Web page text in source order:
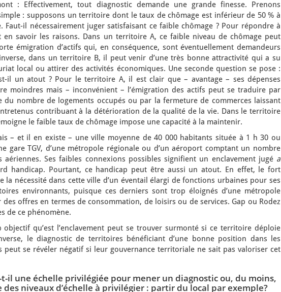
: Effectivement, tout diagnostic demande une grande finesse. Prenons
: supposons un territoire dont le taux de chômage est inférieur de 50 % à
Faut-il nécessairement juger satisfaisant ce faible chômage ? Pour répondre à
savoir les raisons. Dans un territoire A, ce faible niveau de chômage peut
émigration d’actifs qui, en conséquence, sont éventuellement demandeurs
dans un territoire B, il peut venir d’une très bonne attractivité qui a su
local ou attirer des activités économiques. Une seconde question se pose :
il un atout ? Pour le territoire A, il est clair que – avantage – ses dépenses
moindres mais – inconvénient – l’émigration des actifs peut se traduire par
du nombre de logements occupés ou par la fermeture de commerces laissant
contribuant à la détérioration de la qualité de la vie. Dans le territoire
le faible taux de chômage impose une capacité à la maintenir.
– et il en existe – une ville moyenne de 40 000 habitants située à 1 h 30 ou
gare TGV, d’une métropole régionale ou d’un aéroport comptant un nombre
Ses faibles connexions possibles signifient un enclavement jugé a
handicap. Pourtant, ce handicap peut être aussi un atout. En effet, le fort
la nécessité dans cette ville d’un éventail élargi de fonctions urbaines pour ses
environnants, puisque ces derniers sont trop éloignés d’une métropole
offres en termes de consommation, de loisirs ou de services. Gap ou Rodez
de ce phénomène.
objectif qu’est l’enclavement peut se trouver surmonté si ce territoire déploie
le diagnostic de territoires bénéficiant d’une bonne position dans les
peut se révéler négatif si leur gouvernance territoriale ne sait pas valoriser cet
t-il une échelle privilégiée pour mener un diagnostic ou, du moins,
des niveaux d’échelle à privilégier : partir du local par exemple?